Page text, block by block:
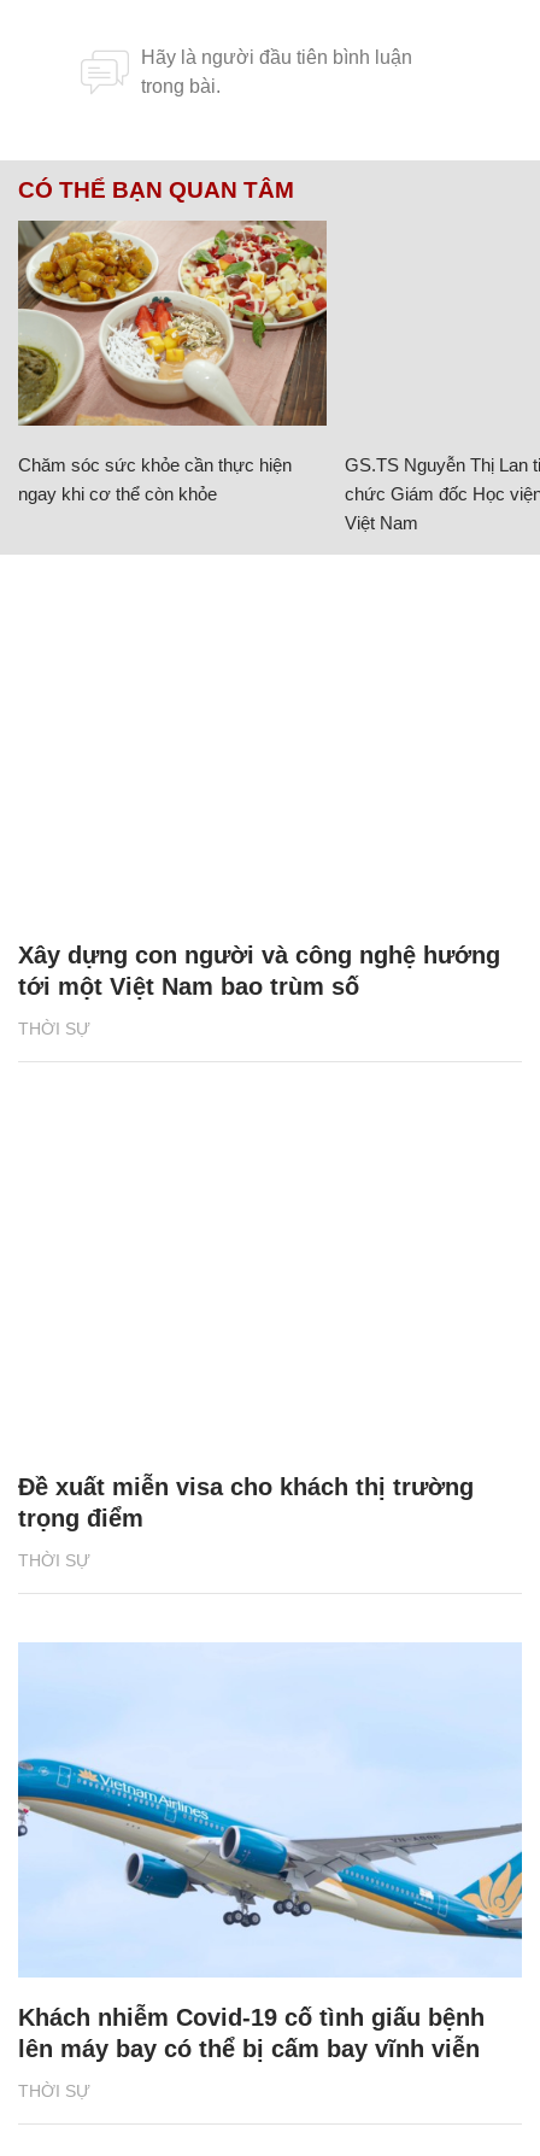
CÓ THỂ BẠN QUAN TÂM
Chăm sóc sức khỏe cần thực hiện
ngay khi cơ thể còn khỏe
GS.TS Nguyễn Thị Lan
chức Giám đốc Học
Việt Nam
THỜI SỰ
Xây dựng con người và công nghệ hướng
tới một Việt Nam bao trùm số
THỜI SỰ
Đề xuất miễn visa cho khách thị trường
trọng điểm
THỜI SỰ
Khách nhiễm Covid-19 cố tình giấu bệnh
lên máy bay có thể bị cấm bay vĩnh viễn